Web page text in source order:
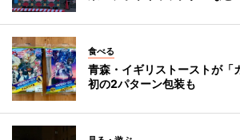
食べる
青森・イギリストーストが
初の2パターン包装も